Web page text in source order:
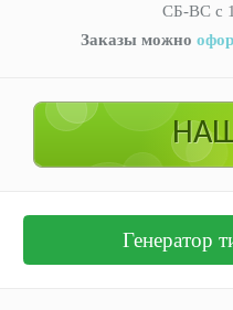
СБ-ВС с
Заказы можно
Генератор